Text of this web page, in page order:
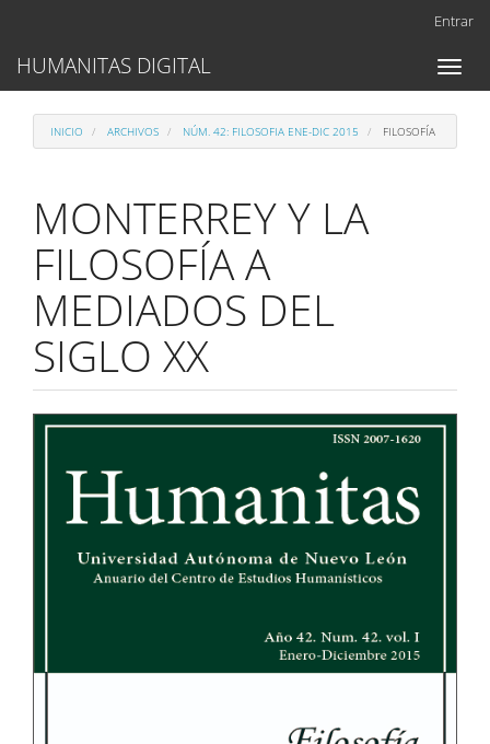
Contenido
principal
lateral
Entrar
Toggle
HUMANITAS DIGITAL
INICIO ARCHIVOS NÚM. 42: FILOSOFIA ENE-DIC 2015 FILOSOFÍA
MONTERREY Y LA
FILOSOFÍA A
MEDIADOS DEL
SIGLO XX
Barra
lateral
del
artículo